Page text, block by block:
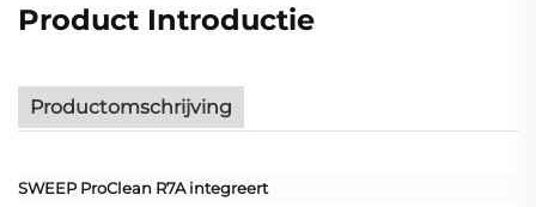
Product Introductie
Productomschrijving
SWEEP ProClean R7A integreert